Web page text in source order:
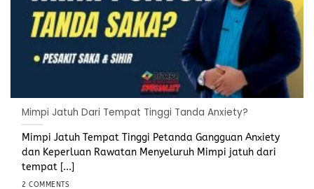
Mimpi Jatuh Dari Tempat Tinggi Tanda Anxiety?
Mimpi Jatuh Tempat Tinggi Petanda Gangguan Anxiety
dan Keperluan Rawatan Menyeluruh Mimpi jatuh dari
tempat [...]
2 COMMENTS